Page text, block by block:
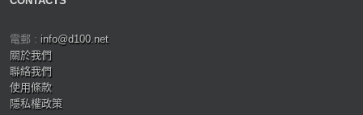
電郵 : info@d100.net
關於我們
聯絡我們
使用條款
隱私權政策